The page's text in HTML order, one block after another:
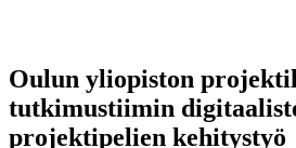
Oulun yliopiston
tutkimustiimin
projektipelien kehitystyö